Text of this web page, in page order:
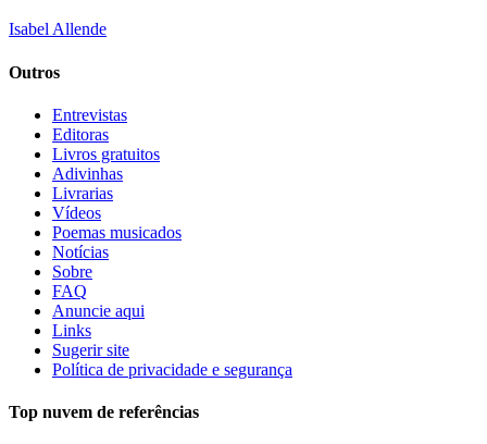
Isabel Allende
Outros
Entrevistas
Editoras
Livros gratuitos
Adivinhas
Livrarias
Vídeos
Poemas musicados
Notícias
Sobre
FAQ
Anuncie aqui
Links
Sugerir site
Política de privacidade e segurança
Top nuvem de referências